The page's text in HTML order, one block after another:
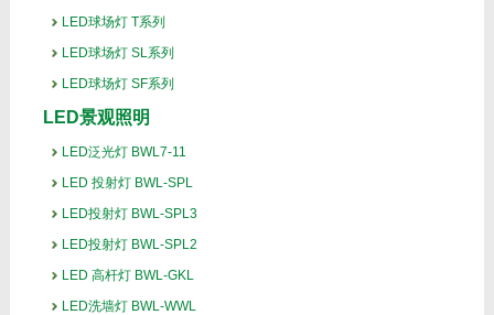
LED球场灯 T系列
LED球场灯 SL系列
LED球场灯 SF系列
LED景观照明
LED泛光灯 BWL7-11
LED 投射灯 BWL-SPL
LED投射灯 BWL-SPL3
LED投射灯 BWL-SPL2
LED 高杆灯 BWL-GKL
LED洗墙灯 BWL-WWL